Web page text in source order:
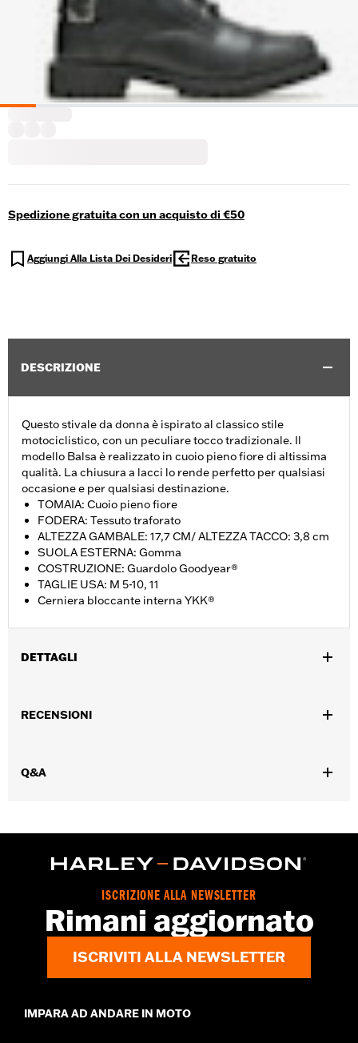
Spedizione gratuita con un acquisto di €50
Aggiungi Alla Lista Dei Desideri Reso gratuito
DESCRIZIONE
Questo stivale da donna è ispirato al classico stile
motociclistico, con un peculiare tocco tradizionale. Il
modello Balsa è realizzato in cuoio pieno fiore di altissima
qualità. La chiusura a lacci lo rende perfetto per qualsiasi
occasione e per qualsiasi destinazione.
TOMAIA: Cuoio pieno fiore
FODERA: Tessuto traforato
ALTEZZA GAMBALE: 17,7 CM/ ALTEZZA TACCO: 3,8 cm
SUOLA ESTERNA: Gomma
COSTRUZIONE: Guardolo Goodyear®
TAGLIE USA: M 5-10, 11
Cerniera bloccante interna YKK®
DETTAGLI
Caratteristiche funzionali:
complete
ALTEZZA TACCO: 3,8 cm
RECENSIONI
Q&A
ISCRIZIONE ALLA NEWSLETTER
Rimani aggiornato
ISCRIVITI ALLA NEWSLETTER
IMPARA AD ANDARE IN MOTO